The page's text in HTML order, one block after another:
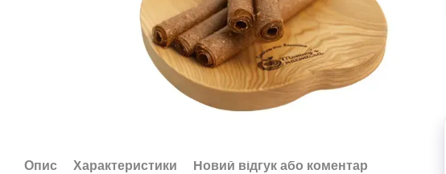
Опис Характеристики Новий відгук або коментар